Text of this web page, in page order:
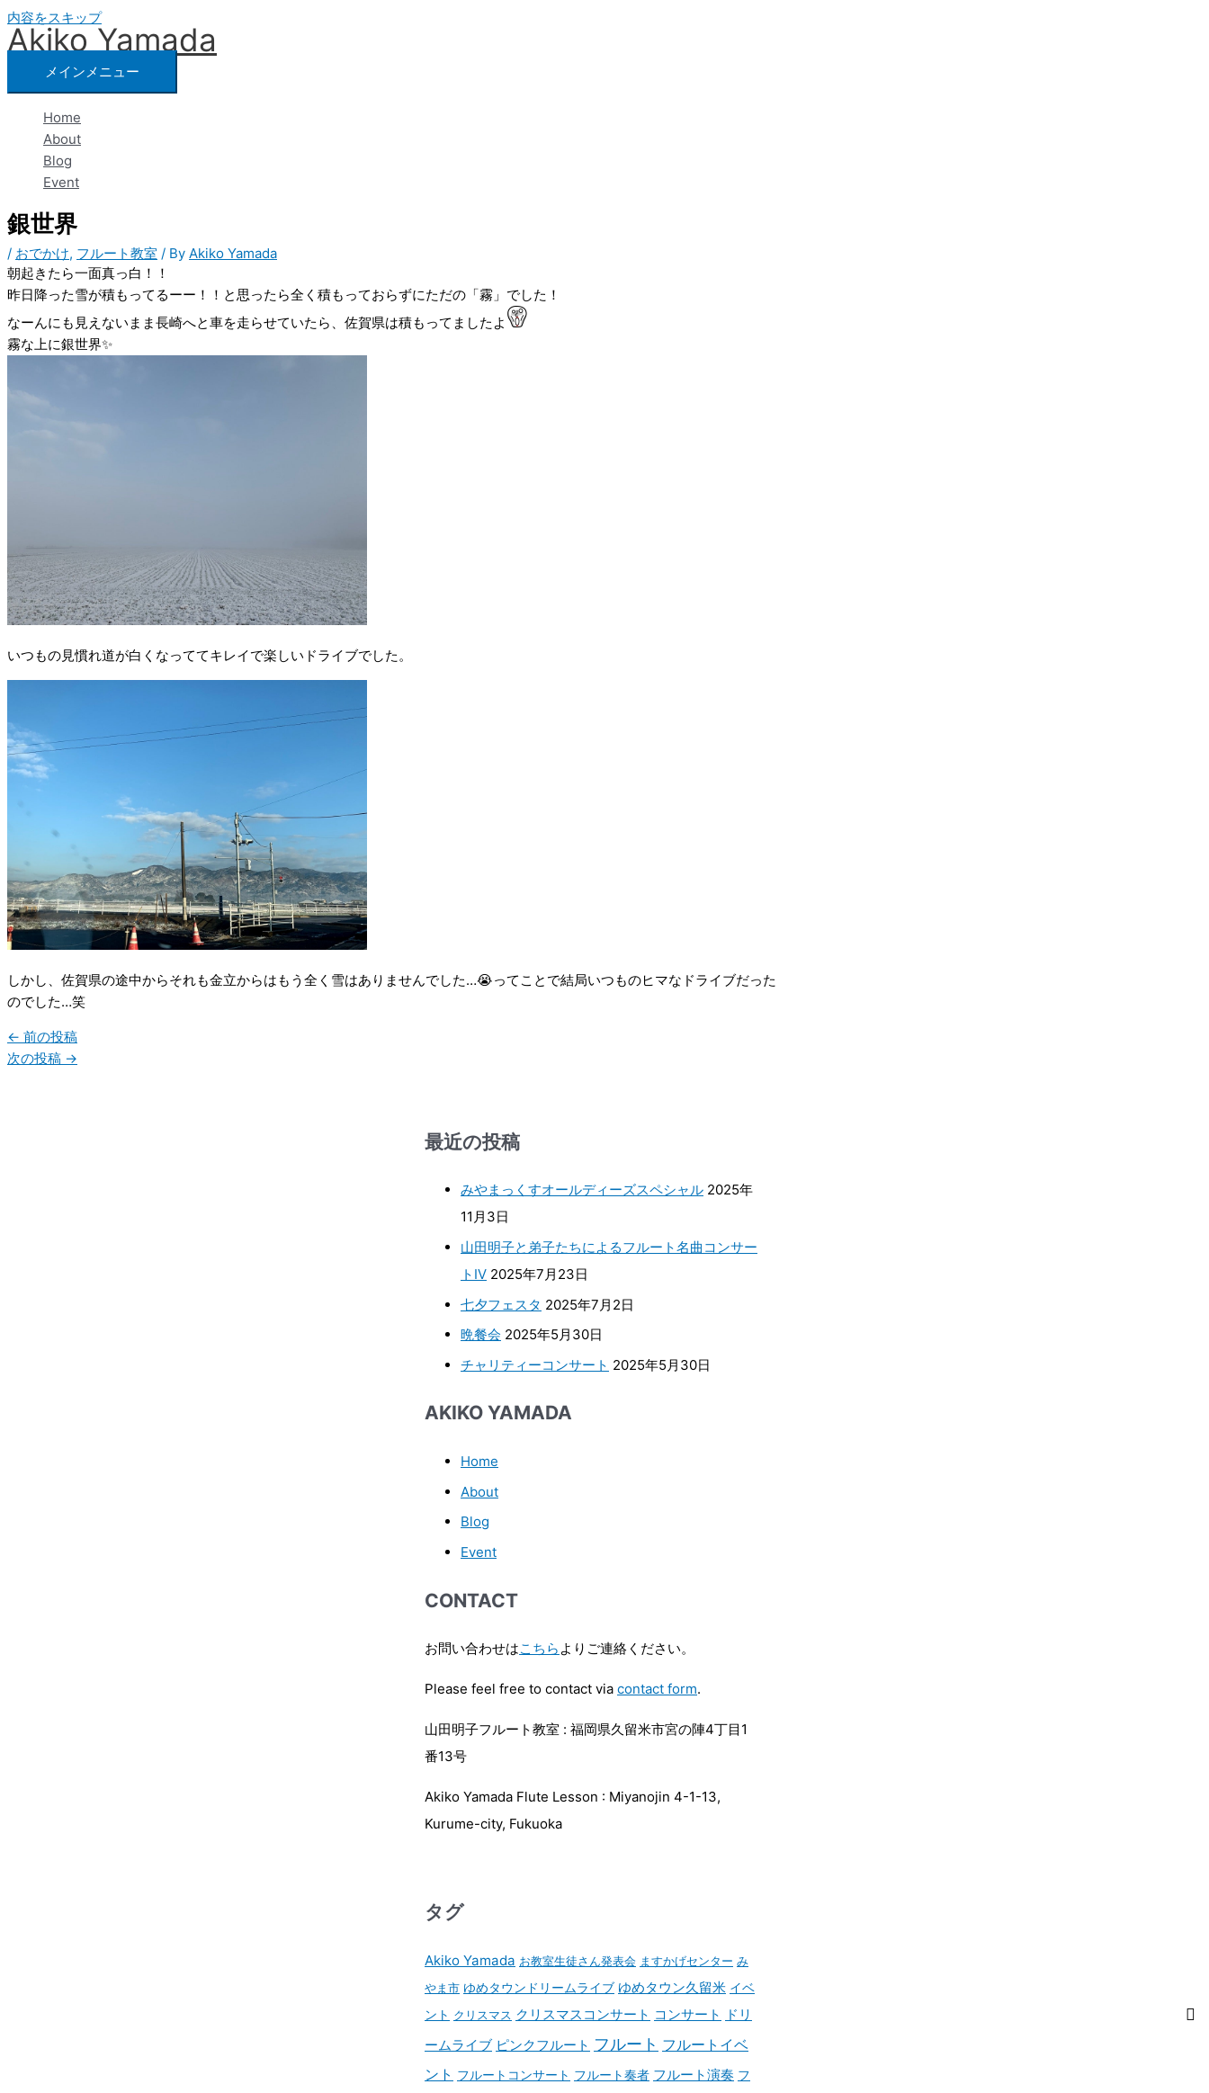
内容をスキップ
Akiko Yamada
メインメニュー
Home
About
Blog
Event
銀世界
/ おでかけ, フルート教室 / By Akiko Yamada
朝起きたら一面真っ白！！
昨日降った雪が積もってるーー！！と思ったら全く積もっておらずにただの「霧」でした！
なーんにも見えないまま長崎へと車を走らせていたら、佐賀県は積もってましたよ
霧な上に銀世界✨
いつもの見慣れ道が白くなっててキレイで楽しいドライブでした。
しかし、佐賀県の途中からそれも金立からはもう全く雪はありませんでした…😭ってことで結局いつものヒマなドライブだった
のでした…笑
← 前の投稿
次の投稿 →
最近の投稿
みやまっくすオールディーズスペシャル 2025年
11月3日
山田明子と弟子たちによるフルート名曲コンサー
トⅣ 2025年7月23日
七夕フェスタ 2025年7月2日
晩餐会 2025年5月30日
チャリティーコンサート 2025年5月30日
AKIKO YAMADA
Home
About
Blog
Event
CONTACT
お問い合わせはこちら よりご連絡ください。
Please feel free to contact via contact form.
山田明子フルート教室 : 福岡県久留米市宮の陣4丁目1
番13号
Akiko Yamada Flute Lesson : Miyanojin 4-1-13,
Kurume-city, Fukuoka
タグ
Akiko Yamada お教室生徒さん発表会 ますかげセンター み
やま市 ゆめタウンドリームライブ ゆめタウン久留米 イベ
ント クリスマス クリスマスコンサート コンサート
ドリ
ームライブ ピンクフルート フルート フルートイベ
ント フルートコンサート フルート奏者 フルート演奏 フ